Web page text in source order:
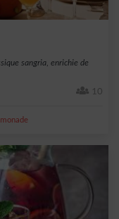
sangria, enrichie de
10